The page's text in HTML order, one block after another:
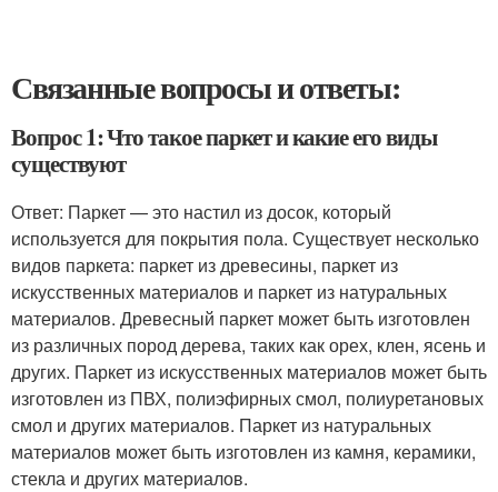
Связанные вопросы и ответы:
Вопрос 1: Что такое паркет и какие его виды
существуют
Ответ: Паркет — это настил из досок, который
используется для покрытия пола. Существует несколько
видов паркета: паркет из древесины, паркет из
искусственных материалов и паркет из натуральных
материалов. Древесный паркет может быть изготовлен
из различных пород дерева, таких как орех, клен, ясень и
других. Паркет из искусственных материалов может быть
изготовлен из ПВХ, полиэфирных смол, полиуретановых
смол и других материалов. Паркет из натуральных
материалов может быть изготовлен из камня, керамики,
стекла и других материалов.